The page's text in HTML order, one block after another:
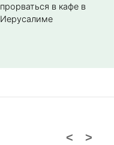
прорваться в кафе в
Иерусалиме
>
<